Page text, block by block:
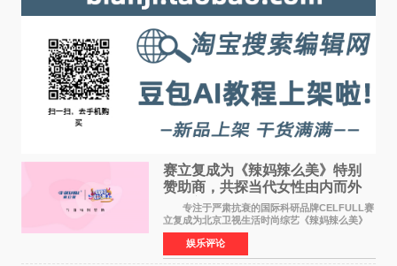
赛立复成为《辣妈辣么美》特别
赞助商，共探当代女性由内而外
活力美
专注于严肃抗衰的国际科研品牌CELFULL赛
立复成为北京卫视生活时尚综艺《辣妈辣么美》
的特别赞助商,明星辣妈袁咏仪倾情参与，向广大
都市女性传递健康生活新主张，寄语当代女性在
家庭与自我之间
娱乐评论